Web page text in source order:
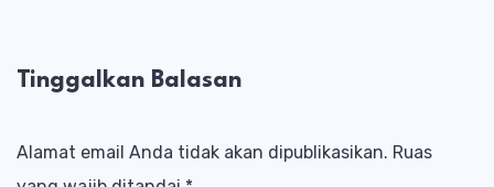
Tinggalkan Balasan
Alamat email Anda tidak akan dipublikasikan. Ruas